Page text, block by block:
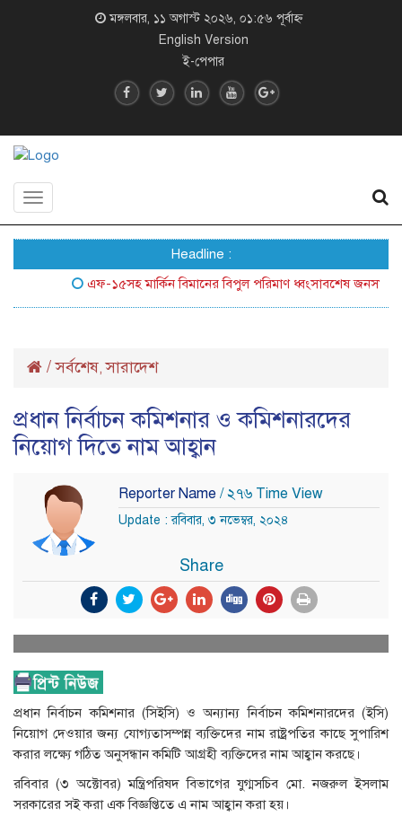
মঙ্গলবার, ১১ অগাস্ট ২০২৬, ০১:৫৬ পূর্বাহ্ন
English Version
ই-পেপার
Toggle
Headline :
এফ-১৫সহ মার্কিন বিমানের বিপুল পরিমাণ ধ্বংসাবশেষ জনসম্মুখে আনল
/সর্বশেষ,সারাদেশ
প্রধান নির্বাচন কমিশনার ও কমিশনারদের
নিয়োগ দিতে নাম আহ্বান
Reporter Name / ২৭৬ Time View
Update : রবিবার, ৩ নভেম্বর, ২০২৪
Share
প্রধান নির্বাচন কমিশনার (সিইসি) ও অন্যান্য নির্বাচন কমিশনারদের (ইসি)
নিয়োগ দেওয়ার জন্য যোগ্যতাসম্পন্ন ব্যক্তিদের নাম রাষ্ট্রপতির কাছে সুপারিশ
করার লক্ষ্যে গঠিত অনুসন্ধান কমিটি আগ্রহী ব্যক্তিদের নাম আহ্বান করছে।
রবিবার (৩ অক্টোবর) মন্ত্রিপরিষদ বিভাগের যুগ্মসচিব মো. নজরুল ইসলাম
সরকারের সই করা এক বিজ্ঞপ্তিতে এ নাম আহ্বান করা হয়।